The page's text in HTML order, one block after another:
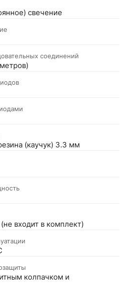
свечение
соединений
(каучук) 3.3 мм
входит в комплект)
колпачком и